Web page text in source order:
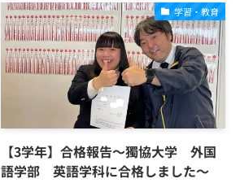
学習・教育
【3学年】合格報告～獨協大学 外国
語学部 英語学科に合格しました～